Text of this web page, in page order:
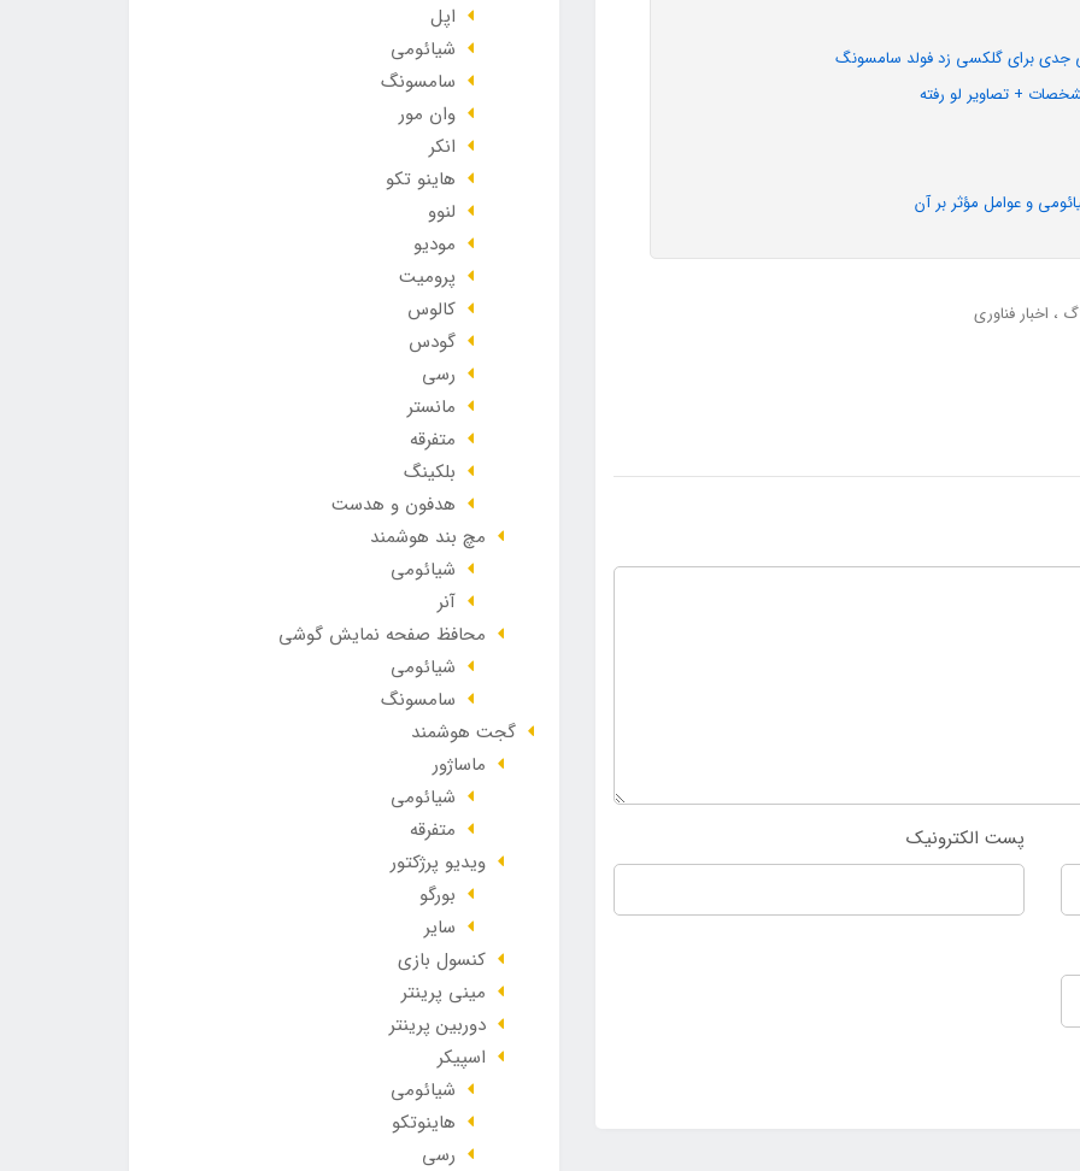
و عوامل مؤثر بر آن
اخبار فناوری
پست الکترونیک
اپل
شیائومی
سامسونگ
وان مور
انکر
هاینو تکو
لنوو
مودیو
پرومیت
کالوس
گودس
رسی
مانستر
متفرقه
بلکینگ
هدفون و هدست
مچ بند هوشمند
شیائومی
آنر
محافظ صفحه نمایش گوشی
شیائومی
سامسونگ
گجت هوشمند
ماساژور
شیائومی
متفرقه
ویدیو پرژکتور
بورگو
سایر
کنسول بازی
مینی پرینتر
دوربین پرینتر
اسپیکر
شیائومی
هاینوتکو
رسی